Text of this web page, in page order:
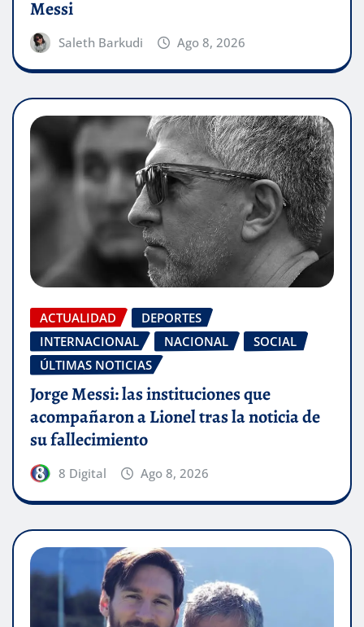
Messi
Saleth Barkudi Ago 8, 2026
ACTUALIDAD
DEPORTES
INTERNACIONAL
NACIONAL
SOCIAL
ÚLTIMAS NOTICIAS
Jorge Messi: las instituciones que
acompañaron a Lionel tras la noticia de
su fallecimiento
8 Digital Ago 8, 2026